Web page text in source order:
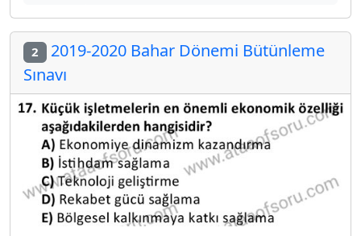
2 2019-2020 Bahar Dönemi Bütünleme
Sınavı